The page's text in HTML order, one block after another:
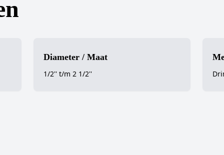
Diameter / Maat
1/2'' t/m 2 1/2''